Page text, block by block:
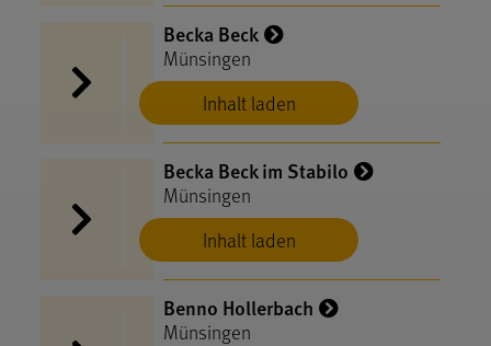
Inhalt laden
Becka Beck
Münsingen
Inhalt laden
Becka Beck im Stabilo
Münsingen
Benno Hollerbach
Münsingen